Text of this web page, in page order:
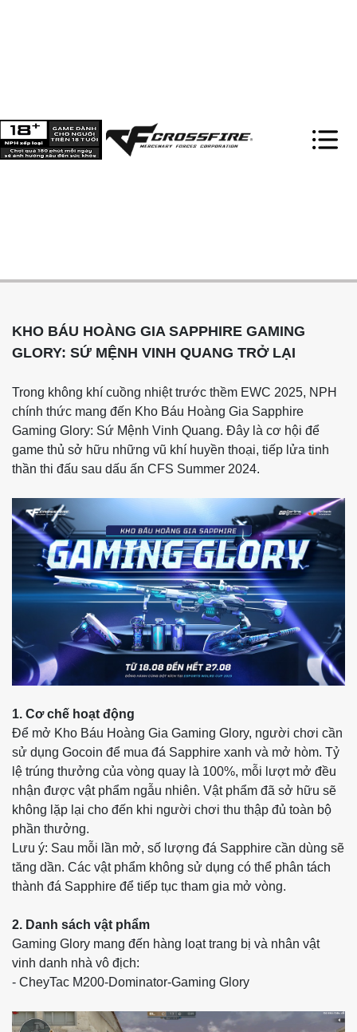
KHO BÁU HOÀNG GIA SAPPHIRE GAMING
GLORY: SỨ MỆNH VINH QUANG TRỞ LẠI
Trong không khí cuồng nhiệt trước thềm EWC 2025, NPH
chính thức mang đến Kho Báu Hoàng Gia Sapphire
Gaming Glory: Sứ Mệnh Vinh Quang. Đây là cơ hội để
game thủ sở hữu những vũ khí huyền thoại, tiếp lửa tinh
thần thi đấu sau dấu ấn CFS Summer 2024.
1. Cơ chế hoạt động
Để mở Kho Báu Hoàng Gia Gaming Glory, người chơi cần
sử dụng Gocoin để mua đá Sapphire xanh và mở hòm. Tỷ
lệ trúng thưởng của vòng quay là 100%, mỗi lượt mở đều
nhận được vật phẩm ngẫu nhiên. Vật phẩm đã sở hữu sẽ
không lặp lại cho đến khi người chơi thu thập đủ toàn bộ
phần thưởng.
Lưu ý: Sau mỗi lần mở, số lượng đá Sapphire cần dùng sẽ
tăng dần. Các vật phẩm không sử dụng có thể phân tách
thành đá Sapphire để tiếp tục tham gia mở vòng.
2. Danh sách vật phẩm
Gaming Glory mang đến hàng loạt trang bị và nhân vật
vinh danh nhà vô địch:
- CheyTac M200-Dominator-Gaming Glory